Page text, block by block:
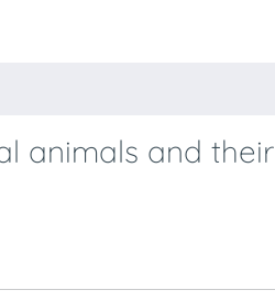
animals and their